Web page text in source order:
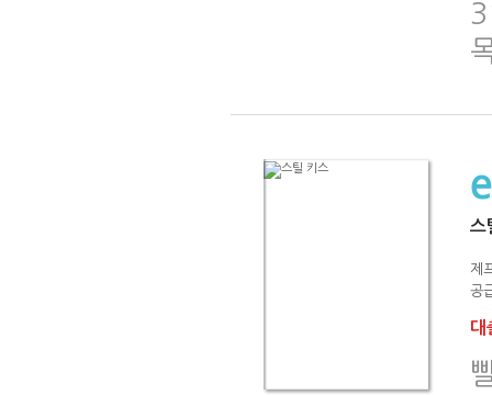
스
제
공
대